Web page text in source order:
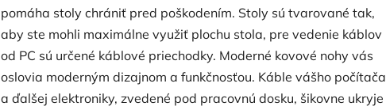
pomáha stoly chrániť pred poškodením. Stoly sú tvarované tak,
aby ste mohli maximálne využiť plochu stola, pre vedenie káblov
od PC sú určené káblové priechodky. Moderné kovové nohy vás
oslovia moderným dizajnom a funkčnosťou. Káble vášho počítača
a ďalšej elektroniky, zvedené pod pracovnú dosku, šikovne ukryje